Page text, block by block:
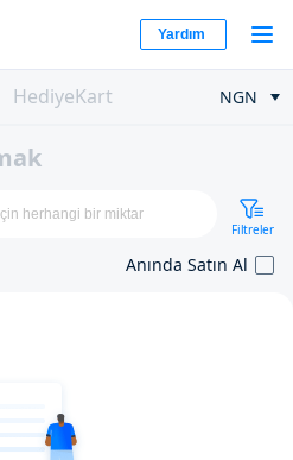
Yardım
HediyeKart NGN
Filtreler
Anında Satın Al